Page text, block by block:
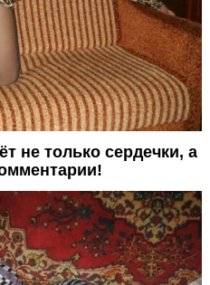
не только сердечки, а